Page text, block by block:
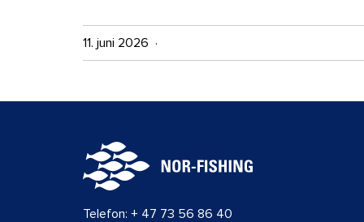
11. juni 2026 ·
Telefon: + 47 73 56 86 40